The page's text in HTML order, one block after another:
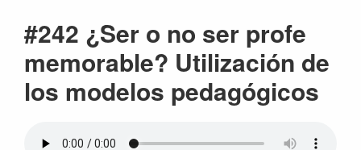
#242 ¿Ser o no ser profe
memorable? Utilización de
los modelos pedagógicos